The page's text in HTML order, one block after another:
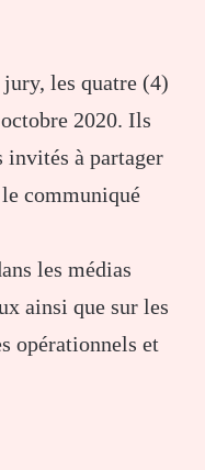
les quatre (4)
2020. Ils
invités à partager
communiqué
les médias
ainsi que sur les
opérationnels et